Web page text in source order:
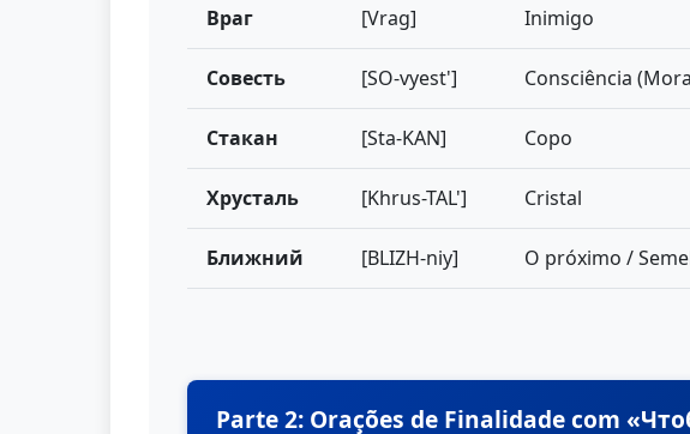
Враг [Vrag] Inimigo
Совесть [SO-vyest'] Consciência
Стакан [Sta-KAN] Copo
Хрусталь [Khrus-TAL'] Cristal
Ближний [BLIZH-niy] O próximo /
Parte 2: Orações de Finalidade com